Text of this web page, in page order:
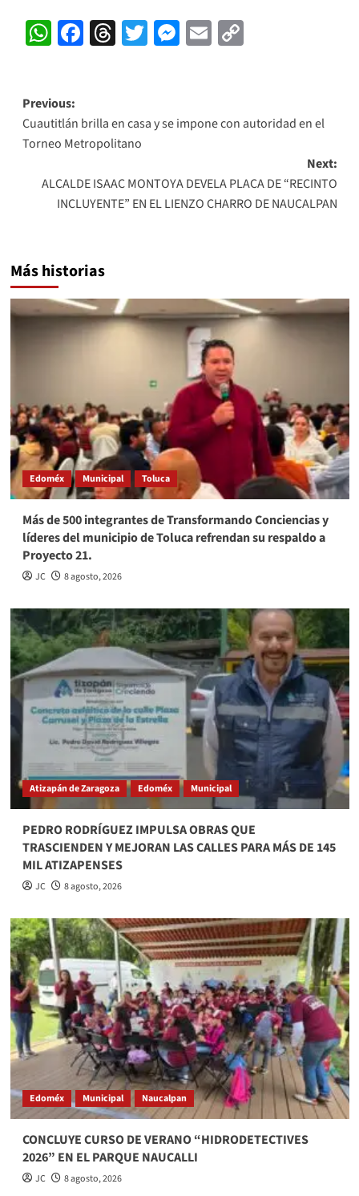
WhatsApp
Facebook
Threads
Twitter
Messenger
EmailCopy
Post
navigation
Previous:
Cuautitlán brilla en casa y se impone con autoridad en el
Torneo Metropolitano
Next:
ALCALDE ISAAC MONTOYA DEVELA PLACA DE “RECINTO
INCLUYENTE” EN EL LIENZO CHARRO DE NAUCALPAN
Más historias
Edoméx Municipal Toluca
Más de 500 integrantes de Transformando Conciencias y
líderes del municipio de Toluca refrendan su respaldo a
Proyecto 21.
JC 8 agosto, 2026
Atizapán de Zaragoza Edoméx Municipal
PEDRO RODRÍGUEZ IMPULSA OBRAS QUE
TRASCIENDEN Y MEJORAN LAS CALLES PARA MÁS DE 145
MIL ATIZAPENSES
JC 8 agosto, 2026
Edoméx Municipal Naucalpan
CONCLUYE CURSO DE VERANO “HIDRODETECTIVES
2026” EN EL PARQUE NAUCALLI
JC 8 agosto, 2026